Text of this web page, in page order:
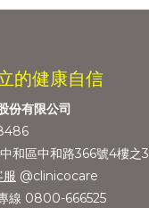
的健康自信
份有限公司
和區中和路366號4樓之3
@clinicocare
線 0800-666525